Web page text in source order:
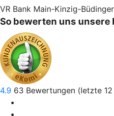
VR Bank Main-Kinzig-
So bewerten uns unsere
4.9 63 Bewertungen (letzte